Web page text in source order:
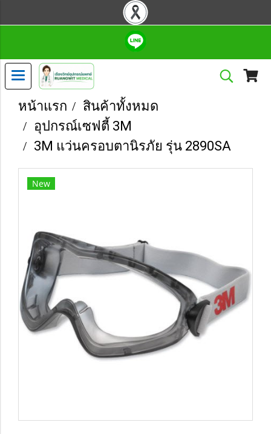
หน้าแรก
สินค้าทั้งหมด
อุปกรณ์เซฟตี้ 3M
3M แว่นครอบตานิรภัย รุ่น 2890SA
New